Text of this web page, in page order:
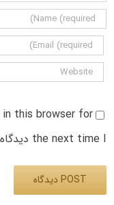
in this browser for
the next time I دیدگاه.